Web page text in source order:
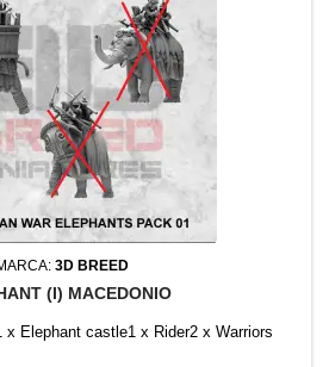
3D BREED
(I) MACEDONIO
x Elephant castle1 x Rider2 x Warriors